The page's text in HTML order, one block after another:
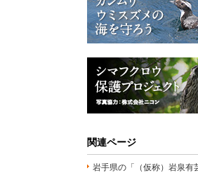
関連ページ
岩手県の「（仮称）岩泉有